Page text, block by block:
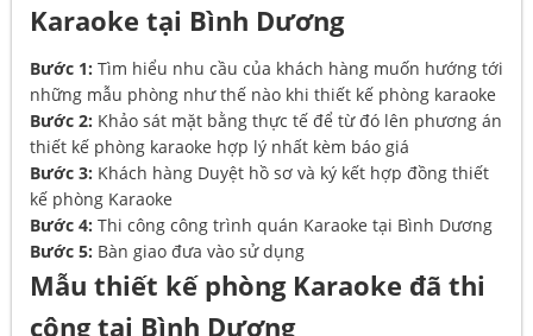
Karaoke tại Bình Dương
Bước 1: Tìm hiểu nhu cầu của khách hàng muốn hướng tới
những mẫu phòng như thế nào khi thiết kế phòng karaoke
Bước 2: Khảo sát mặt bằng thực tế để từ đó lên phương án
thiết kế phòng karaoke hợp lý nhất kèm báo giá
Bước 3: Khách hàng Duyệt hồ sơ và ký kết hợp đồng thiết
kế phòng Karaoke
Bước 4: Thi công công trình quán Karaoke tại Bình Dương
Bước 5: Bàn giao đưa vào sử dụng
Mẫu thiết kế phòng Karaoke đã thi
công tại Bình Dương